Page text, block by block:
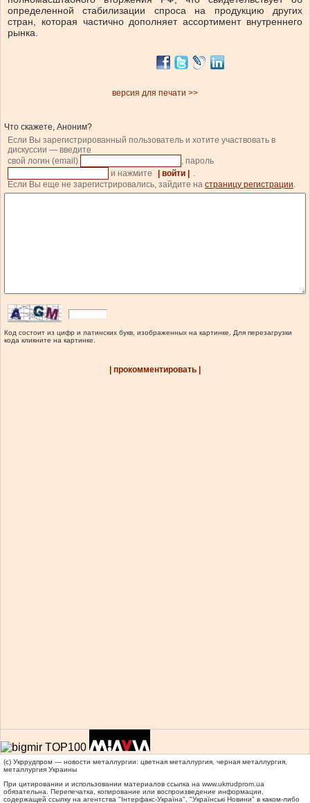
определенной стабилизации спроса на продукцию других
стран, которая частично дополняет ассортимент внутреннего
рынка.
версия для печати >>
Что скажете, Аноним?
Если Вы зарегистрированный пользователь и хотите участвовать в
дискуссии — введите
свой логин (email)
, пароль
и нажмите
| войти |
.
Если Вы еще не зарегистрировались, зайдите на страницу регистрации.
Код состоит из цифр и латинских букв, изображенных на картинке. Для перезагрузки
кода кликните на картинке.
| прокомментировать |
(c) Укррудпром — новости металлургии: цветная металлургия, черная металлургия,
металлургия Украины
При цитировании и использовании материалов ссылка на www.ukrrudprom.ua
обязательна. Перепечатка, копирование или воспроизведение информации,
содержащей ссылку на агентства "Iнтерфакс-Україна", "Українськi Новини" в каком-либо